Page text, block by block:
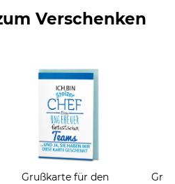
Verschenken
Grußkarte für den